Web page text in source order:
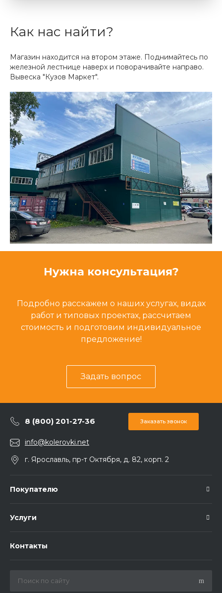
Как нас найти?
Магазин находится на втором этаже. Поднимайтесь по
железной лестнице наверх и поворачивайте направо.
Вывеска "Кузов Маркет".
Нужна консультация?
Подробно расскажем о наших услугах, видах
работ и типовых проектах, рассчитаем
стоимость и подготовим индивидуальное
предложение!
Задать вопрос
8 (800) 201-27-36 Заказать звонок
info@kolerovki.net
г. Ярославль, пр-т Октября, д. 82, корп. 2
Покупателю
Услуги
Контакты